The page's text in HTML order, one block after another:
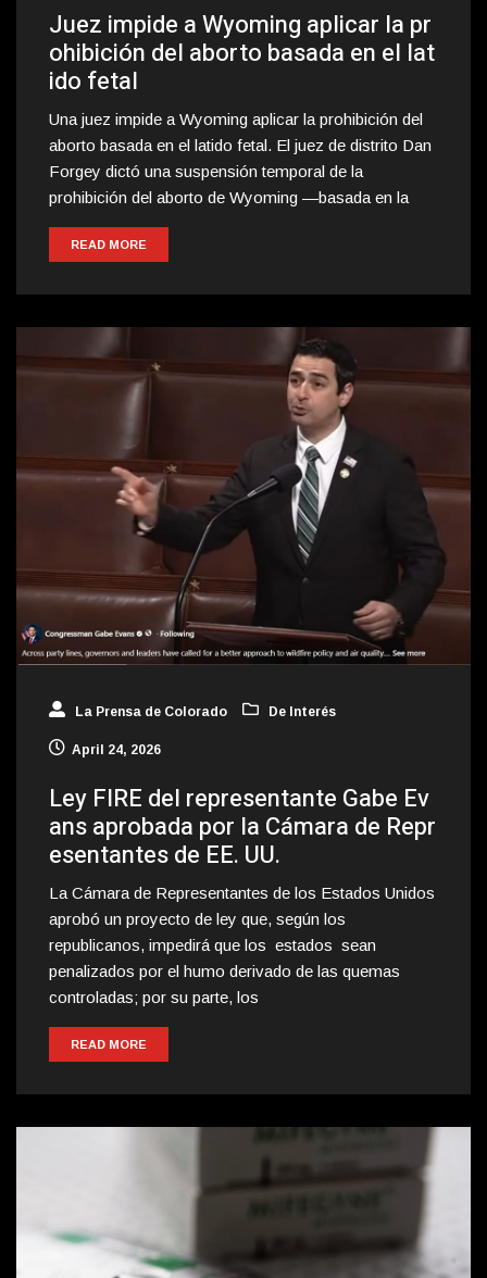
Juez impide a Wyoming aplicar la pr
ohibición del aborto basada en el lat
ido fetal
Una juez impide a Wyoming aplicar la prohibición del
aborto basada en el latido fetal. El juez de distrito Dan
Forgey dictó una suspensión temporal de la
prohibición del aborto de Wyoming —basada en la
READ MORE
La Prensa de Colorado De Interés
April 24, 2026
Ley FIRE del representante Gabe Ev
ans aprobada por la Cámara de Repr
esentantes de EE. UU.
La Cámara de Representantes de los Estados Unidos
aprobó un proyecto de ley que, según los
republicanos, impedirá que los estados sean
penalizados por el humo derivado de las quemas
controladas; por su parte, los
READ MORE